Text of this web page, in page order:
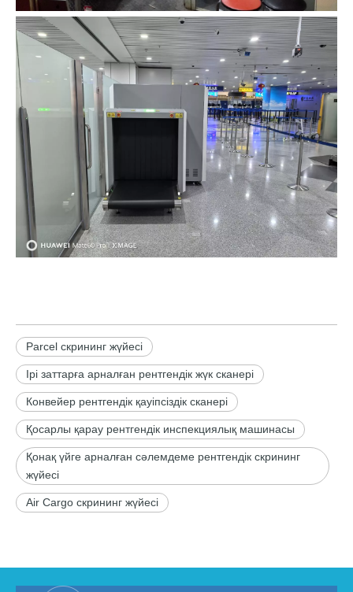
Parcel скрининг жүйесі
Ірі заттарға арналған рентгендік жүк сканері
Конвейер рентгендік қауіпсіздік сканері
Қосарлы қарау рентгендік инспекциялық машинасы
Қонақ үйге арналған сәлемдеме рентгендік скрининг
жүйесі
Air Cargo скрининг жүйесі